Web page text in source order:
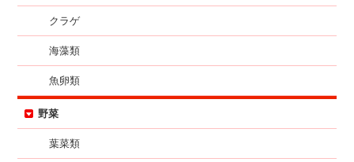
クラゲ
海藻類
魚卵類
野菜
葉菜類